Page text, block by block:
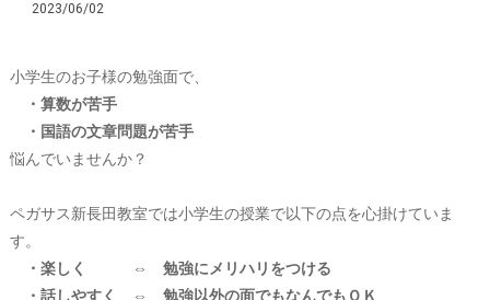
2023/06/02
小学生のお子様の勉強面で、
・算数が苦手
・国語の文章問題が苦手
悩んでいませんか？
ペガサス新長田教室では小学生の授業で以下の点を心掛けていま
す。
・楽しく ⇔ 勉強にメリハリをつける
・話しやすく ⇔ 勉強以外の面でもなんでもＯＫ